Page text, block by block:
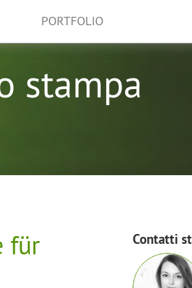
PORTFOLIO
stampa
für
Contatti